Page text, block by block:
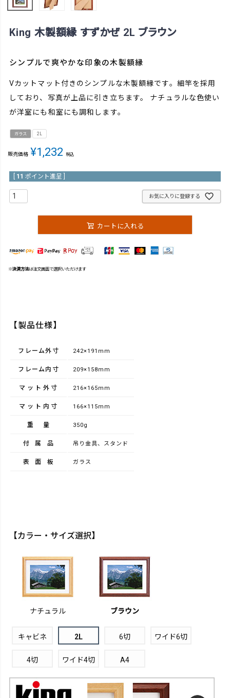
King 木製額縁 すずかぜ 2L ブラウン
シンプルで爽やかな印象の木製額縁
Vカットマット付きのシンプルな木製額縁です。細竿を採用
しており、写真が上品に引き立ちます。 ナチュラルな色使い
が洋室にも和室にも調和します。
ガラス 2L
販売価格 ¥1,232 税込
11 ポイント進呈 ]
お気に入りに登録する
カートに入れる
※決済方法は注文画面で選択いただけます
【製品仕様】
フレーム外寸 242×191mm
フレーム内寸 209×158mm
マット外寸 216×165mm
マット内寸 166×115mm
重量 350g
付属品 吊り金具、スタンド
表面板 ガラス
【カラー・サイズ選択】
ナチュラル ブラウン
キャビネ 2L 6切 ワイド6切
4切 ワイド4切 A4